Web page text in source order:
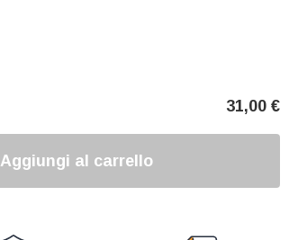
31,00 €
Aggiungi al carrello